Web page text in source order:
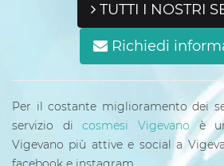
TUTTI I NOSTRI
Richiedi
Per il costante miglioramento dei
servizio dicosmesi Vigevanoè
Vigevano più attive e social a